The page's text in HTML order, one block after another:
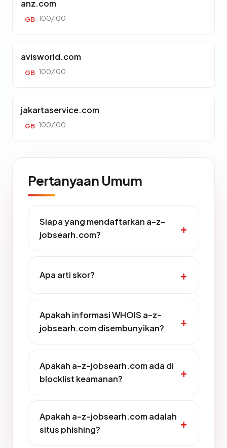
anz.com
GB 100/100
avisworld.com
GB 100/100
jakartaservice.com
GB 100/100
Pertanyaan Umum
Siapa yang mendaftarkan a-z-
jobsearh.com?
Apa arti skor?
Apakah informasi WHOIS a-z-
jobsearh.com disembunyikan?
Apakah a-z-jobsearh.com ada di
blocklist keamanan?
Apakah a-z-jobsearh.com adalah
situs phishing?